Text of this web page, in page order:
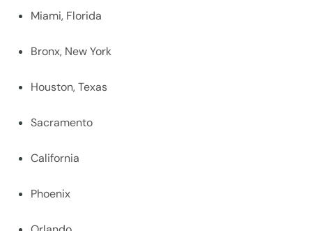
Miami, Florida
Bronx, New York
Houston, Texas
Sacramento
California
Phoenix